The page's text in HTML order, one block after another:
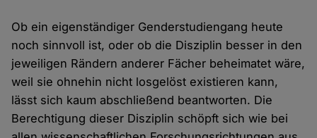
Ob ein eigenständiger Genderstudiengang heute
noch sinnvoll ist, oder ob die Disziplin besser in den
jeweiligen Rändern anderer Fächer beheimatet wäre,
weil sie ohnehin nicht losgelöst existieren kann,
lässt sich kaum abschließend beantworten. Die
Berechtigung dieser Disziplin schöpft sich wie bei